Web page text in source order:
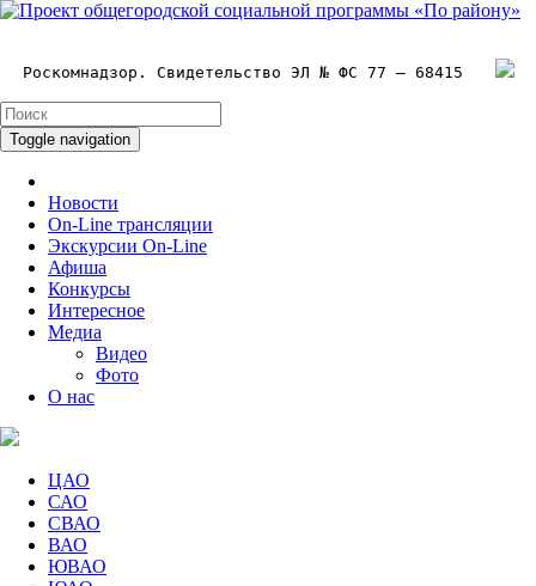
Роскомнадзор. Свидетельство ЭЛ № ФС 77 – 68415
Toggle navigation
Новости
On-Line трансляции
Экскурсии On-Line
Афиша
Конкурсы
Интересное
Медиа
Видео
Фото
О нас
ЦАО
САО
СВАО
ВАО
ЮВАО